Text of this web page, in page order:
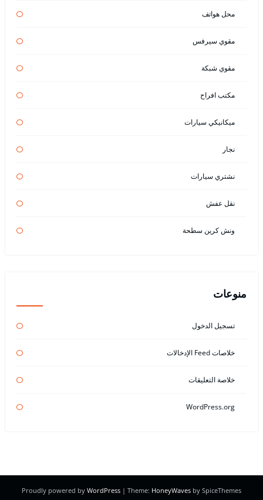
محل هواتف
مقوي سيرفس
مقوي شبكة
مكتب افراح
ميكانيكي سيارات
نجار
نشتري سيارات
نقل عفش
ونش كرين سطحة
منوعات
تسجيل الدخول
خلاصات Feed الإدخالات
خلاصة التعليقات
WordPress.org
Proudly powered by WordPress | Theme: HoneyWaves by SpiceThemes